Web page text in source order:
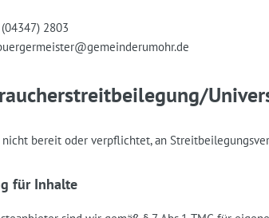
2803
nicht bereit oder verpflichtet, an
für Inhalte